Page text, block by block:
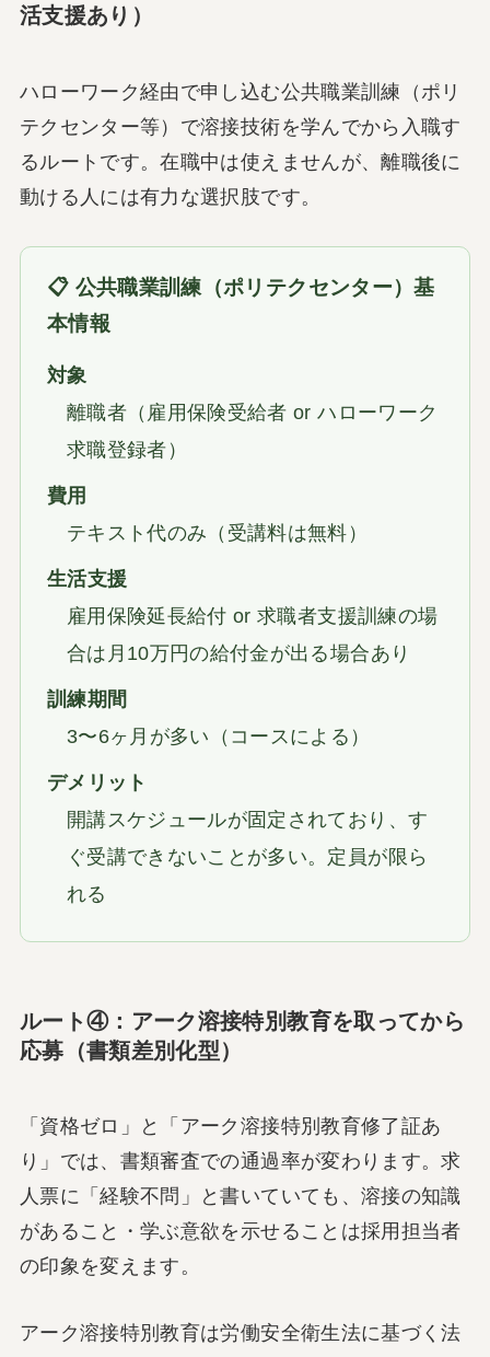
活支援あり）
ハローワーク経由で申し込む公共職業訓練（ポリ
テクセンター等）で溶接技術を学んでから入職す
るルートです。在職中は使えませんが、離職後に
動ける人には有力な選択肢です。
📋 公共職業訓練（ポリテクセンター）基
本情報
対象
離職者（雇用保険受給者 or ハローワーク
求職登録者）
費用
テキスト代のみ（受講料は無料）
生活支援
雇用保険延長給付 or 求職者支援訓練の場
合は月10万円の給付金が出る場合あり
訓練期間
3〜6ヶ月が多い（コースによる）
デメリット
開講スケジュールが固定されており、す
ぐ受講できないことが多い。定員が限ら
れる
ルート④：アーク溶接特別教育を取ってから
応募（書類差別化型）
「資格ゼロ」と「アーク溶接特別教育修了証あ
り」では、書類審査での通過率が変わります。求
人票に「経験不問」と書いていても、溶接の知識
があること・学ぶ意欲を示せることは採用担当者
の印象を変えます。
アーク溶接特別教育は労働安全衛生法に基づく法